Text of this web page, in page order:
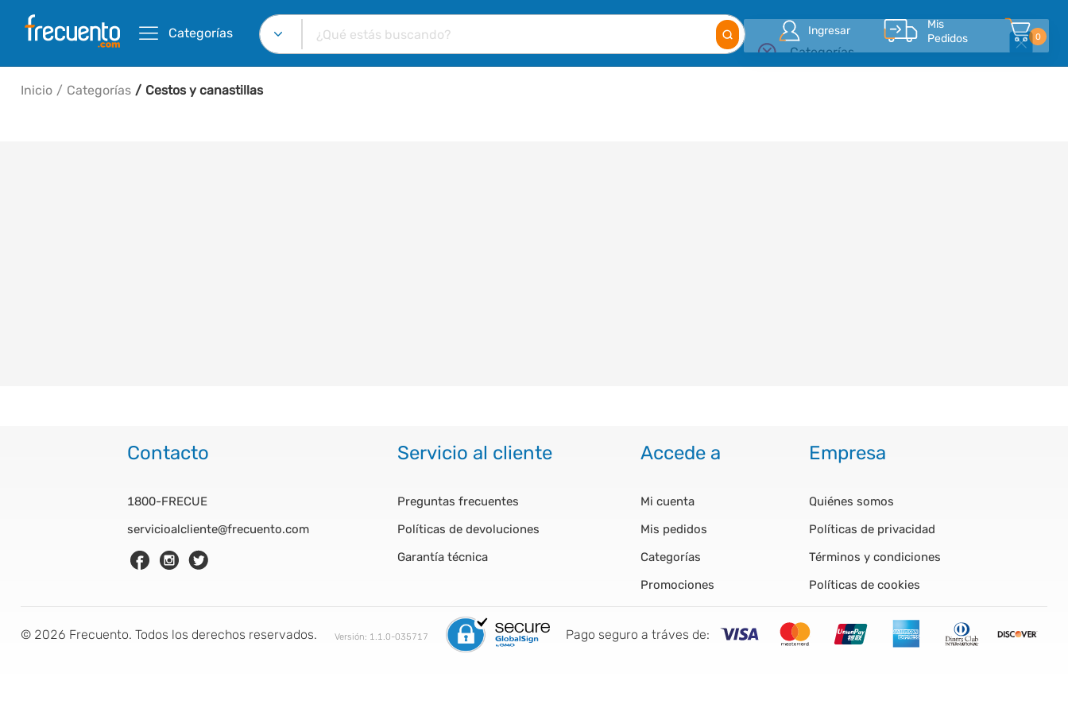
Categorías Ingresar
Mis
Pedidos
0
Inicio Categorías Cestos y canastillas
Contacto
1800-FRECUE
servicioalcliente@frecuento.com
Servicio al cliente
Preguntas frecuentes
Políticas de devoluciones
Garantía técnica
Accede a
Mi cuenta
Mis pedidos
Categorías
Promociones
Empresa
Quiénes somos
Políticas de privacidad
Términos y condiciones
Políticas de cookies
© 2026 Frecuento. Todos los derechos reservados. Versión: 1.1.0-035717 Pago seguro a tráves de: